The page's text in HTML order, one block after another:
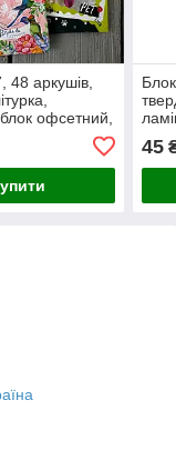
48 аркушів,
офсетний,
45